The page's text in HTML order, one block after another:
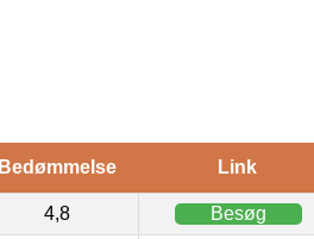
Bedømmelse Link
4,8 Besøg